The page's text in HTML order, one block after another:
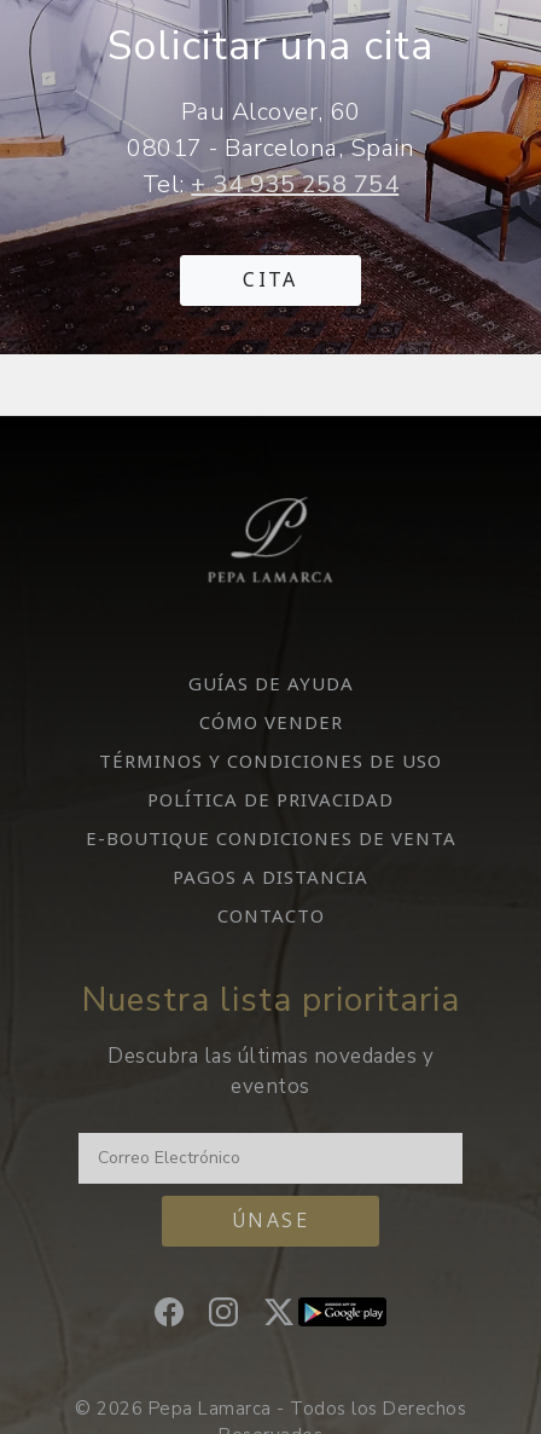
Solicitar una cita
Pau Alcover, 60
08017 - Barcelona, Spain
Tel:+ 34 935 258 754
CITA
GUÍAS DE AYUDA
CÓMO VENDER
TÉRMINOS Y CONDICIONES DE USO
POLÍTICA DE PRIVACIDAD
E-BOUTIQUE CONDICIONES DE VENTA
PAGOS A DISTANCIA
CONTACTO
Nuestra lista prioritaria
Descubra las últimas novedades y
eventos
ÚNASE
© 2026 Pepa Lamarca - Todos los Derechos